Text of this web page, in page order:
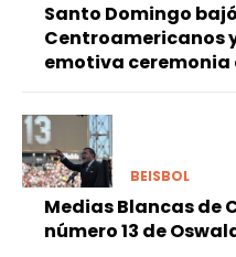
Santo Domingo
Centroamericanos
emotiva ceremonia
BEISBOL
Medias Blancas de
número 13 de